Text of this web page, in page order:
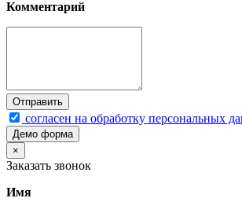
Комментарий
согласен на обработку персональных
Демо форма
×
Заказать звонок
Имя